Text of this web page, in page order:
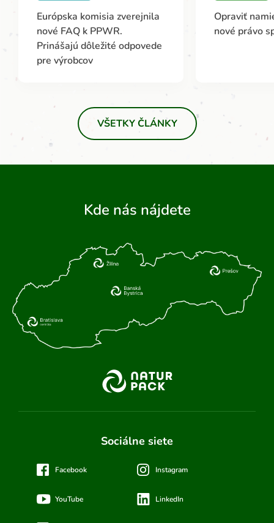
Európska komisia zverejnila
nové FAQ k PPWR.
Prinášajú dôležité odpovede
pre výrobcov
Opraviť
nové právo
VŠETKY ČLÁNKY
Kde nás nájdete
Sociálne siete
Facebook Instagram
YouTube LinkedIn